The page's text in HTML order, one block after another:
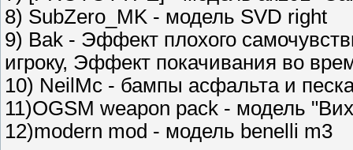
8) SubZero_MK - модель SVD right
9) Bak - Эффект плохого
игроку, Эффект покачивания во
10) NeilMc - бампы асфальта и
11)OGSM weapon pack - модель
12)modern mod - модель benelli m3